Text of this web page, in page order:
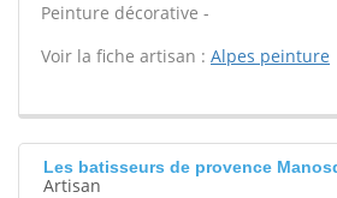
Peinture décorative -
Voir la fiche artisan : Alpes peinture
Les batisseurs de provence
Artisan